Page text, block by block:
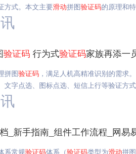
方式。本文主要滑动拼图验证码的原理和
验证码 行为式验证码家族再添一
拼图验证码 ，满足人机高精准识别的需求
文字点选、图标点选、短信上行等验证方
档_新手指南_组件工作流程_网易
系常规验证码体系（验证码类型为滑动拼